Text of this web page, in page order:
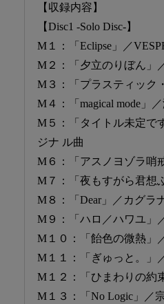
【収録内容】
【Disc1 -Solo Disc-】
M１：「Eclipse」／
M２：「夕立のりぼん」
M３：「プラスティック
M４：「magical mode」
M５：「タイトル未定
ジナ ル曲
M６：「アスノヨゾラ哨
M７：「夜もすがら君想
M８：「Dear」／カグラ
M９：「ハロ／ハワユ」
M１０：「飴色の微熱
M１１：「ぎゅっと。」
M１２：「ひまわりの約
M１３：「No Logic」／